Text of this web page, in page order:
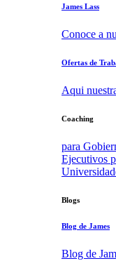
James Lass
Conoce a
Ofertas de
Aqui
Coaching
para
Ejecutivos
Blogs
Blog de James
Blog de